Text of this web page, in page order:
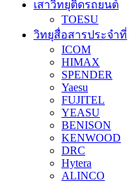
เสาวิทยุติดรถยนต์
TOESU
วิทยุสื่อสารประจำที่
ICOM
HIMAX
SPENDER
Yaesu
FUJITEL
YEASU
BENISON
KENWOOD
DRC
Hytera
ALINCO